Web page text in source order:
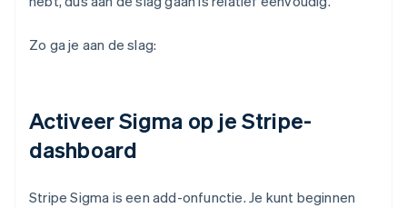
Zo ga je aan de slag:
Activeer Sigma op je Stripe-
dashboard
Stripe Sigma is een add-onfunctie. Je kunt beginnen